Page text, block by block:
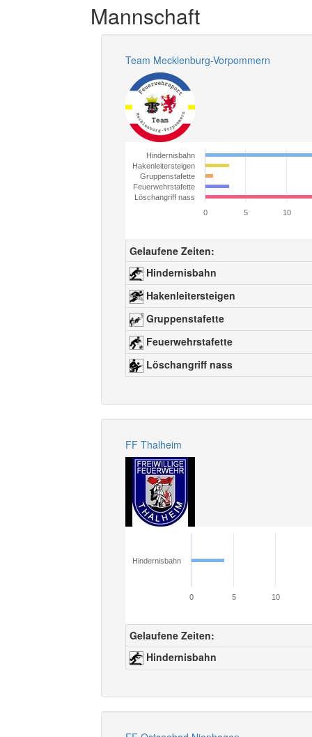
Mannschaft
Team Mecklenburg-Vorpommern
Hindernisbahn
Hakenleitersteigen
Gruppenstafette
Feuerwehrstafette
Löschangriff nass
0
5 10
Gelaufene Zeiten:
Hindernisbahn
Hakenleitersteigen
Gruppenstafette
Feuerwehrstafette
Löschangriff nass
FF Thalheim
Hindernisbahn
0 5 10
Gelaufene Zeiten:
Hindernisbahn